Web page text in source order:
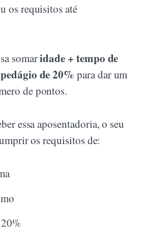
os requisitos até
somaridade + tempo de
de 20% para dar um
de pontos.
essa aposentadoria, o seu
os requisitos de: